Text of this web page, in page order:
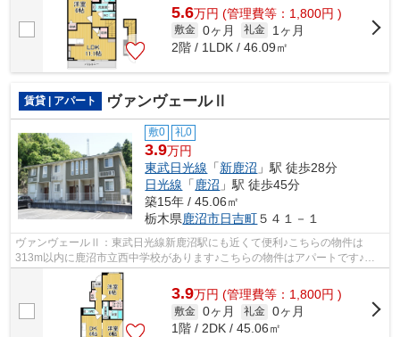
5.6万円 (管理費等：1,800円 )
敷金 0ヶ月 礼金
1ヶ月
2階 / 1LDK / 46.09㎡
賃貸 | アパート ヴァンヴェールⅡ
敷0 礼0
3.9万円
東武日光線 「新鹿沼 」駅 徒歩28分
日光線 「 鹿沼 」駅 徒歩45分
築15年 / 45.06㎡
栃木県鹿沼市日吉町５４１－１
ヴァンヴェールⅡ：東武日光線新鹿沼駅にも近くて便利♪こちらの物件は
313m以内に鹿沼市立西中学校があります♪こちらの物件はアパートです♪初
期費用や家賃のカード決済で、月々の支払の...
3.9万円 (管理費等：1,800円 )
敷金 0ヶ月 礼金 0ヶ月
1階 / 2DK / 45.06㎡